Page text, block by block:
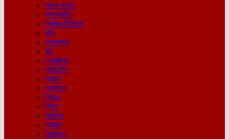
পাঠক কলাম
সম্পাদকীয়
স্বাস্থ্য-চিকিৎসা
কৃষি
গণমাধ্যম
ধর্ম
নগরজিবন
নারি-শিশু
প্রবাস
প্রশাসন
ফিচার
শিক্ষা
সাহিত্য
স্বাস্থ্য
সারাদেশ